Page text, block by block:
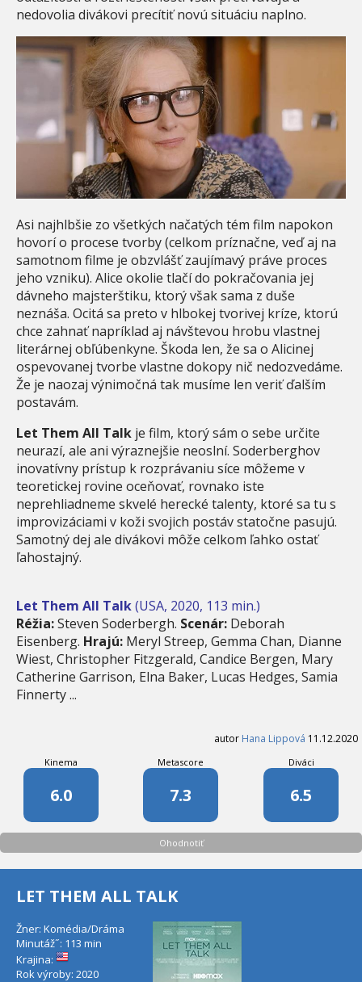
nedovolia divákovi precítiť novú situáciu naplno.
Asi najhlbšie zo všetkých načatých tém film napokon
hovorí o procese tvorby (celkom príznačne, veď aj na
samotnom filme je obzvlášť zaujímavý práve proces
jeho vzniku). Alice okolie tlačí do pokračovania jej
dávneho majsterštiku, ktorý však sama z duše
neznáša. Ocitá sa preto v hlbokej tvorivej kríze, ktorú
chce zahnať napríklad aj návštevou hrobu vlastnej
literárnej obľúbenkyne. Škoda len, že sa o Alicinej
ospevovanej tvorbe vlastne dokopy nič nedozvedáme.
Že je naozaj výnimočná tak musíme len veriť ďalším
postavám.
Let Them All Talk je film, ktorý sám o sebe určite
neurazí, ale ani výraznejšie neoslní. Soderberghov
inovatívny prístup k rozprávaniu síce môžeme v
teoretickej rovine oceňovať, rovnako iste
neprehliadneme skvelé herecké talenty, ktoré sa tu s
improvizáciami v koži svojich postáv statočne pasujú.
Samotný dej ale divákovi môže celkom ľahko ostať
ľahostajný.
Let Them All Talk(USA, 2020, 113 min.)
Réžia:Steven Soderbergh. Scenár: Deborah
Eisenberg. Hrajú: Meryl Streep, Gemma Chan, Dianne
Wiest, Christopher Fitzgerald, Candice Bergen, Mary
Catherine Garrison, Elna Baker, Lucas Hedges, Samia
Finnerty ...
autor Hana Lippová 11.12.2020
Kinema
6.0
Metascore
7.3
Diváci
6.5
Ohodnotiť
LET THEM ALL TALK
Žner: Komédia/Dráma
Minutáž˝: 113 min
Krajina:
Rok výroby: 2020